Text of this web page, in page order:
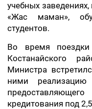
учебных
«Жас маман»,
студентов.
Во время
Костанайского
Министра
ними
кредитования под